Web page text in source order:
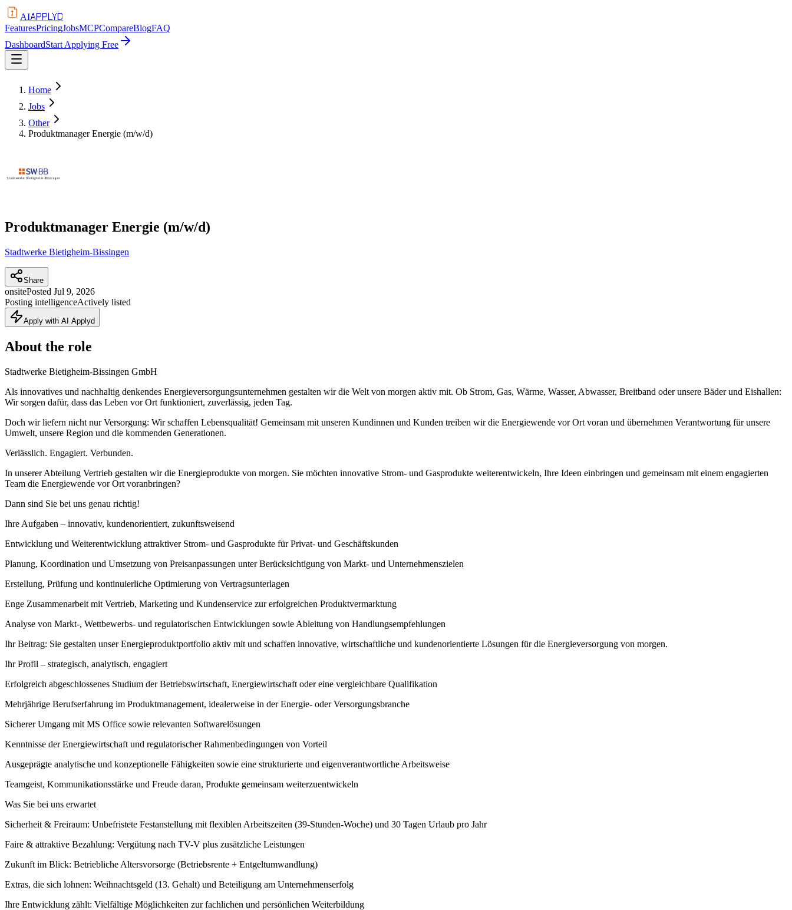
AIAPPLYD
FeaturesPricingJobsMCPCompareBlogFAQ
DashboardStart Applying Free
Home
Jobs
Other
Produktmanager Energie (m/w/d)
Produktmanager Energie (m/w/d)
Stadtwerke Bietigheim-Bissingen
Share
onsitePosted Jul 9, 2026
Posting intelligenceActively listed
Apply with AI Applyd
About the role
Stadtwerke Bietigheim-Bissingen GmbH
Als innovatives und nachhaltig denkendes Energieversorgungsunternehmen gestalten wir die Welt von morgen aktiv mit. Ob Strom, Gas, Wärme, Wasser, Abwasser, Breitband oder unsere Bäder und Eishallen:
Wir sorgen dafür, dass das Leben vor Ort funktioniert, zuverlässig, jeden Tag.
Doch wir liefern nicht nur Versorgung: Wir schaffen Lebensqualität! Gemeinsam mit unseren Kundinnen und Kunden treiben wir die Energiewende vor Ort voran und übernehmen Verantwortung für unsere
Umwelt, unsere Region und die kommenden Generationen.
Verlässlich. Engagiert. Verbunden.
In unserer Abteilung Vertrieb gestalten wir die Energieprodukte von morgen. Sie möchten innovative Strom- und Gasprodukte weiterentwickeln, Ihre Ideen einbringen und gemeinsam mit einem engagierten
Team die Energiewende vor Ort voranbringen?
Dann sind Sie bei uns genau richtig!
Ihre Aufgaben – innovativ, kundenorientiert, zukunftsweisend
Entwicklung und Weiterentwicklung attraktiver Strom- und Gasprodukte für Privat- und Geschäftskunden
Planung, Koordination und Umsetzung von Preisanpassungen unter Berücksichtigung von Markt- und Unternehmenszielen
Erstellung, Prüfung und kontinuierliche Optimierung von Vertragsunterlagen
Enge Zusammenarbeit mit Vertrieb, Marketing und Kundenservice zur erfolgreichen Produktvermarktung
Analyse von Markt-, Wettbewerbs- und regulatorischen Entwicklungen sowie Ableitung von Handlungsempfehlungen
Ihr Beitrag: Sie gestalten unser Energieproduktportfolio aktiv mit und schaffen innovative, wirtschaftliche und kundenorientierte Lösungen für die Energieversorgung von morgen.
Ihr Profil – strategisch, analytisch, engagiert
Erfolgreich abgeschlossenes Studium der Betriebswirtschaft, Energiewirtschaft oder eine vergleichbare Qualifikation
Mehrjährige Berufserfahrung im Produktmanagement, idealerweise in der Energie- oder Versorgungsbranche
Sicherer Umgang mit MS Office sowie relevanten Softwarelösungen
Kenntnisse der Energiewirtschaft und regulatorischer Rahmenbedingungen von Vorteil
Ausgeprägte analytische und konzeptionelle Fähigkeiten sowie eine strukturierte und eigenverantwortliche Arbeitsweise
Teamgeist, Kommunikationsstärke und Freude daran, Produkte gemeinsam weiterzuentwickeln
Was Sie bei uns erwartet
Sicherheit & Freiraum: Unbefristete Festanstellung mit flexiblen Arbeitszeiten (39-Stunden-Woche) und 30 Tagen Urlaub pro Jahr
Faire & attraktive Bezahlung: Vergütung nach TV-V plus zusätzliche Leistungen
Zukunft im Blick: Betriebliche Altersvorsorge (Betriebsrente + Entgeltumwandlung)
Extras, die sich lohnen: Weihnachtsgeld (13. Gehalt) und Beteiligung am Unternehmenserfolg
Ihre Entwicklung zählt: Vielfältige Möglichkeiten zur fachlichen und persönlichen Weiterbildung